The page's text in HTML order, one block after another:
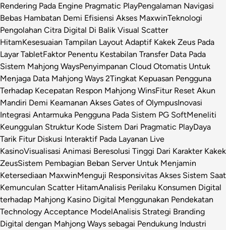
Rendering Pada Engine Pragmatic PlayPengalaman Navigasi
Bebas Hambatan Demi Efisiensi Akses MaxwinTeknologi
Pengolahan Citra Digital Di Balik Visual Scatter
HitamKesesuaian Tampilan Layout Adaptif Kakek Zeus Pada
Layar TabletFaktor Penentu Kestabilan Transfer Data Pada
Sistem Mahjong WaysPenyimpanan Cloud Otomatis Untuk
Menjaga Data Mahjong Ways 2Tingkat Kepuasan Pengguna
Terhadap Kecepatan Respon Mahjong WinsFitur Reset Akun
Mandiri Demi Keamanan Akses Gates of OlympusInovasi
Integrasi Antarmuka Pengguna Pada Sistem PG SoftMeneliti
Keunggulan Struktur Kode Sistem Dari Pragmatic PlayDaya
Tarik Fitur Diskusi Interaktif Pada Layanan Live
KasinoVisualisasi Animasi Beresolusi Tinggi Dari Karakter Kakek
ZeusSistem Pembagian Beban Server Untuk Menjamin
Ketersediaan MaxwinMenguji Responsivitas Akses Sistem Saat
Kemunculan Scatter HitamAnalisis Perilaku Konsumen Digital
terhadap Mahjong Kasino Digital Menggunakan Pendekatan
Technology Acceptance ModelAnalisis Strategi Branding
Digital dengan Mahjong Ways sebagai Pendukung Industri